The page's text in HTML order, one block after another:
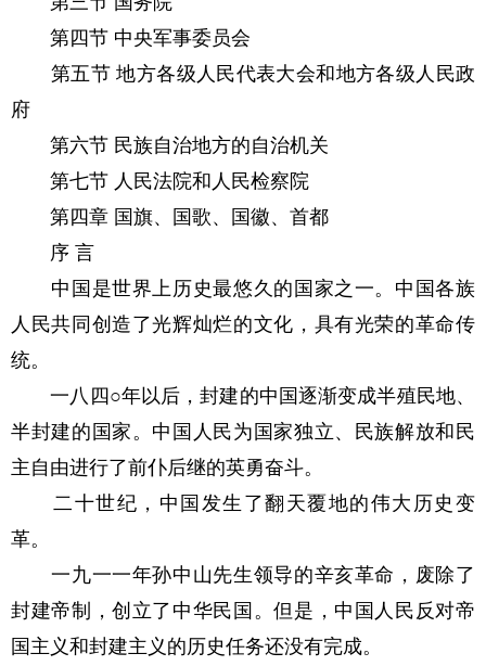
第四节 中央军事委员会
第五节 地方各级人民代表大会和地方各级人民政
府
第六节 民族自治地方的自治机关
第七节 人民法院和人民检察院
第四章 国旗、国歌、国徽、首都
序 言
中国是世界上历史最悠久的国家之一。中国各族
人民共同创造了光辉灿烂的文化，具有光荣的革命传
统。
一八四○年以后，封建的中国逐渐变成半殖民地、
半封建的国家。中国人民为国家独立、民族解放和民
主自由进行了前仆后继的英勇奋斗。
二十世纪，中国发生了翻天覆地的伟大历史变
革。
一九一一年孙中山先生领导的辛亥革命，废除了
封建帝制，创立了中华民国。但是，中国人民反对帝
国主义和封建主义的历史任务还没有完成。